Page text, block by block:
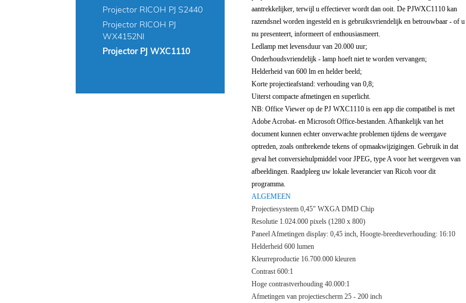
Projector RICOH PJ S2440
Projector RICOH PJ
WX4152NI
Projector PJ WXC1110
aantrekkelijker, terwijl u effectiever wordt dan ooit. De PJWXC1110 kan
razendsnel worden ingesteld en is gebruiksvriendelijk en betrouwbaar - of u
nu presenteert, informeert of enthousiasmeert.
Ledlamp met levensduur van 20.000 uur;
Onderhoudsvriendelijk - lamp hoeft niet te worden vervangen;
Helderheid van 600 lm en helder beeld;
Korte projectieafstand: verhouding van 0,8;
Uiterst compacte afmetingen en superlicht.
NB: Office Viewer op de PJ WXC1110 is een app die compatibel is met
Adobe Acrobat- en Microsoft Office-bestanden. Afhankelijk van het
document kunnen echter onverwachte problemen tijdens de weergave
optreden, zoals ontbrekende tekens of opmaakwijzigingen. Gebruik in dat
geval het conversiehulpmiddel voor JPEG, type A voor het weergeven van
afbeeldingen. Raadpleeg uw lokale leverancier van Ricoh voor dit
programma.
ALGEMEEN
Projectiesysteem 0,45" WXGA DMD Chip
Resolutie 1.024.000 pixels (1280 x 800)
Paneel Afmetingen display: 0,45 inch, Hoogte-breedteverhouding: 16:10
Helderheid 600 lumen
Kleurreproductie 16.700.000 kleuren
Contrast 600:1
Hoge contrastverhouding 40.000:1
Afmetingen van projectiescherm 25 - 200 inch